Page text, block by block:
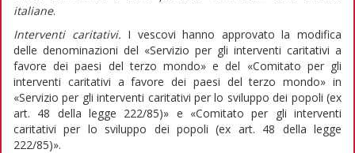
italiane.
Interventi caritativi. I vescovi hanno approvato la modifica
delle denominazioni del «Servizio per gli interventi caritativi a
favore dei paesi del terzo mondo» e del «Comitato per gli
interventi caritativi a favore dei paesi del terzo mondo» in
«Servizio per gli interventi caritativi per lo sviluppo dei popoli (ex
art. 48 della legge 222/85)» e «Comitato per gli interventi
caritativi per lo sviluppo dei popoli (ex art. 48 della legge
222/85)».